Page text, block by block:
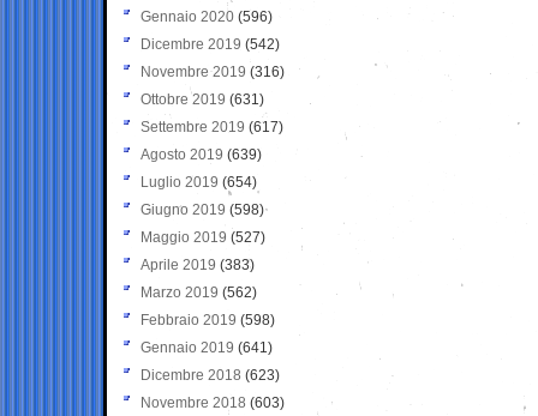
Gennaio 2020 (596)
Dicembre 2019 (542)
Novembre 2019 (316)
Ottobre 2019 (631)
Settembre 2019 (617)
Agosto 2019 (639)
Luglio 2019 (654)
Giugno 2019 (598)
Maggio 2019 (527)
Aprile 2019 (383)
Marzo 2019 (562)
Febbraio 2019 (598)
Gennaio 2019 (641)
Dicembre 2018 (623)
Novembre 2018 (603)